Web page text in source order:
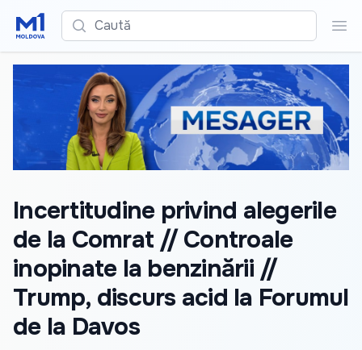
Caută
Incertitudine privind alegerile
de la Comrat // Controale
inopinate la benzinării //
Trump, discurs acid la Forumul
de la Davos